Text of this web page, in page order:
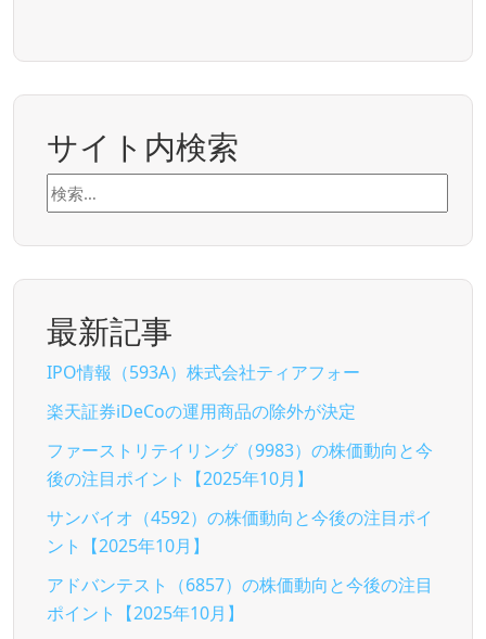
サイト内検索
検
索:
最新記事
IPO情報（593A）株式会社ティアフォー
楽天証券iDeCoの運用商品の除外が決定
ファーストリテイリング（9983）の株価動向と今
後の注目ポイント【2025年10月】
サンバイオ（4592）の株価動向と今後の注目ポイ
ント【2025年10月】
アドバンテスト（6857）の株価動向と今後の注目
ポイント【2025年10月】